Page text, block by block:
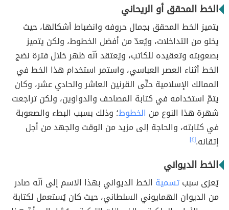
الخط المحقق أو الريحاني
يتميز الخط المحقق بجمال حروفه وانضباط أشكالها، حيث
يخلو من التداخلات، ويُعدّ من أفضل الخطوط، ولكن يتميز
بصعوبته وتعقيده للكاتب، ويُعتقد أنّه ظهر خلال فترة نضج
الخط أثناء العصر العباسي، واستمر استخدام هذا الخط في
الممالك الإسلامية حتّى القرنين العاشر والحادي عشر، وكان
يتمّ استخدامه في كتابة المصاحف والدواوين، ولكن تراجعت
شهرة هذا النوع من الخطوط؛ وذلك بسبب البطء والصعوبة
في كتابته، والحاجة إلى مزيد من الوقت والجهد من أجل
إتقانه.[٤]
الخط الديواني
يُعزى سببتسمية الخط الديواني بهذا الاسم إلى أنّه صادر
من الديوان الهمايوني السلطاني، حيث كان يُستعمل لكتابة